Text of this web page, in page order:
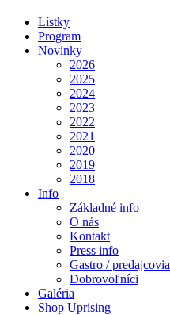
Lístky
Program
Novinky
2026
2025
2024
2023
2022
2021
2020
2019
2018
Info
Základné info
O nás
Kontakt
Press info
Gastro / predajcovia
Dobrovoľníci
Galéria
Shop Uprising